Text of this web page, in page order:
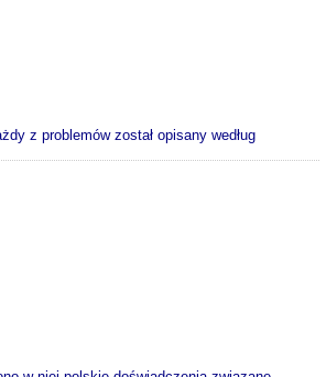
z problemów został opisany według